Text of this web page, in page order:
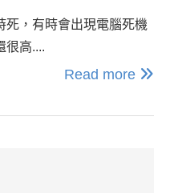
死，有時會出現電腦死機
很高....
Read more